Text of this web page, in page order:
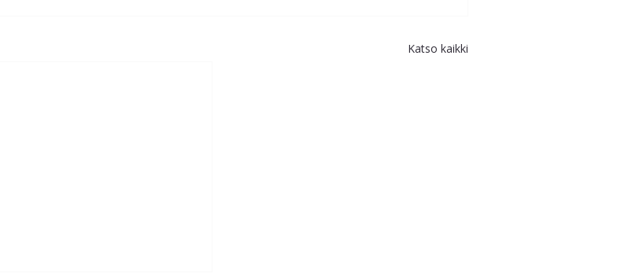
Katso kaikki